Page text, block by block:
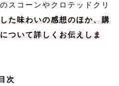
スコーンやクロテッドクリ
た味わいの感想のほか、購
ついて詳しくお伝えしま
目次